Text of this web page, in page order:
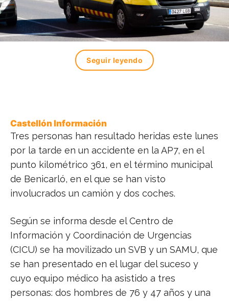
Seguir leyendo
Castellón Información
Tres personas han resultado heridas este lunes
por la tarde en un accidente en la AP7, en el
punto kilométrico 361, en el término municipal
de Benicarló, en el que se han visto
involucrados un camión y dos coches.
Según se informa desde el Centro de
Información y Coordinación de Urgencias
(CICU) se ha movilizado un SVB y un SAMU, que
se han presentado en el lugar del suceso y
cuyo equipo médico ha asistido a tres
personas: dos hombres de 76 y 47 años y una